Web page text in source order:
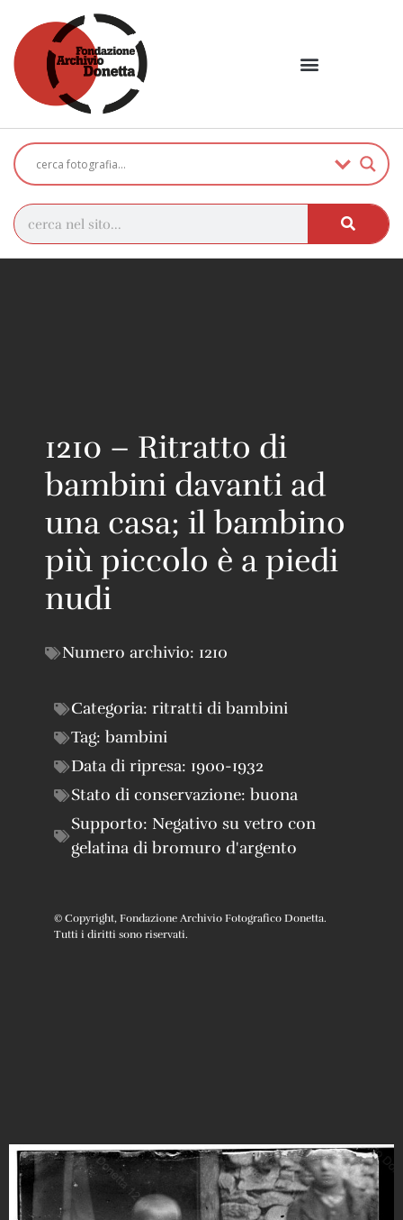
1210 – Ritratto di
bambini davanti ad
una casa; il bambino
più piccolo è a piedi
nudi
Numero archivio: 1210
Categoria: ritratti di bambini
Tag: bambini
Data di ripresa: 1900-1932
Stato di conservazione: buona
Supporto: Negativo su vetro con
gelatina di bromuro d'argento
© Copyright, Fondazione Archivio Fotografico Donetta.
Tutti i diritti sono riservati.